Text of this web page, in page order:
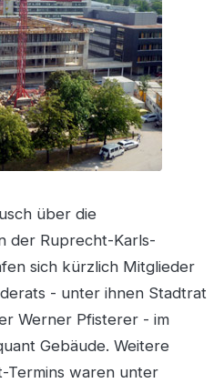
über die
der Ruprecht-Karls-
sich kürzlich Mitglieder
- unter ihnen Stadtrat
Werner Pfisterer - im
Gebäude. Weitere
Termins waren unter